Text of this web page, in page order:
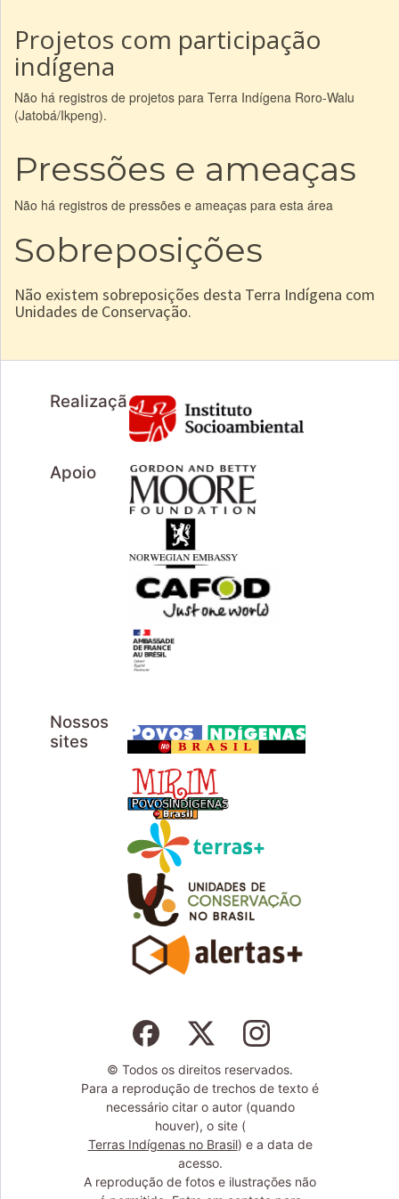
Projetos com participação
indígena
Não há registros de projetos para Terra Indígena Roro-Walu
(Jatobá/Ikpeng).
Pressões e ameaças
Não há registros de pressões e ameaças para esta área
Sobreposições
Não existem sobreposições desta Terra Indígena com
Unidades de Conservação.